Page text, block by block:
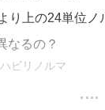
り上の24単位ノ
なるの？
ビリノルマ